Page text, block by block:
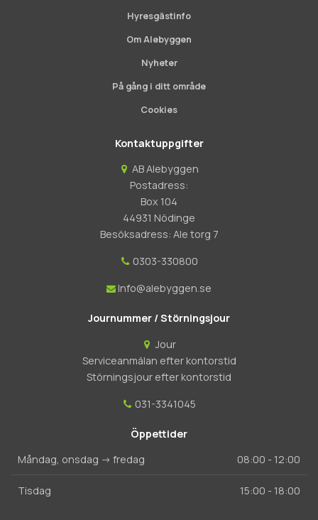
Hyresgästinfo
Om Alebyggen
Nyheter
På gång i ditt område
Cookies
Kontaktuppgifter
AB Alebyggen
Postadress:
Box 104
44931 Nödinge
Besöksadress: Ale torg 7
0303-330800
Info@alebyggen.se
Journummer / Störningsjour
Jour
Serviceanmälan efter kontorstid
Störningsjour efter kontorstid
031-3341045
Öppettider
08:00 - 12:00
Måndag, onsdag -> fredag
15:00 - 18:00
Tisdag